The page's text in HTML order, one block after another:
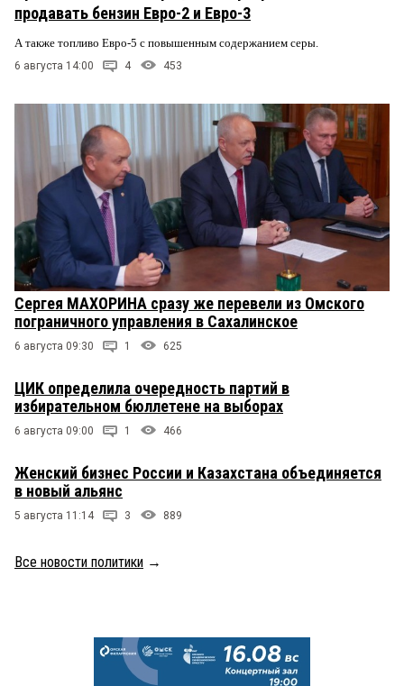
продавать бензин Евро-2 и Евро-3
А также топливо Евро-5 с повышенным содержанием серы.
6 августа 14:00 4 453
Сергея МАХОРИНА сразу же перевели из Омского
пограничного управления в Сахалинское
6 августа 09:30 1 625
ЦИК определила очередность партий в
избирательном бюллетене на выборах
6 августа 09:00 1 466
Женский бизнес России и Казахстана объединяется
в новый альянс
5 августа 11:14 3 889
Все новости политики →